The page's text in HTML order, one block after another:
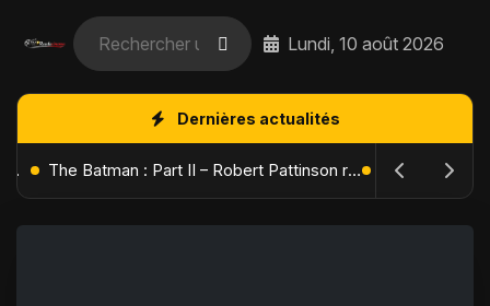
Lundi, 10 août 2026
Dernières actualités
L'Âge de Glace : Le Réveil du Volcan – Manny, Sid et Diego de retour pour une aventure explosive The Batman : Part II – Robert Pattinson replonge dans les ténèbres de Gotham dès octobre 2027